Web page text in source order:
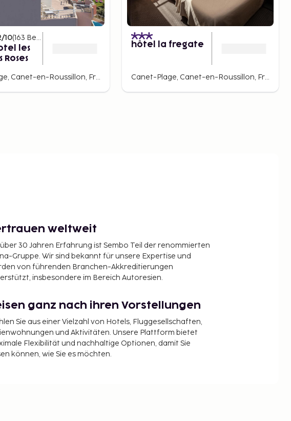
/10(163 Bewertungen
les
Roses
Canet-Plage, Canet-en-Roussillon, Frankreich
hôtel la fregate
Canet-Plage, Canet-en-Roussillon, Frankreich
weltweit
30 Jahren Erfahrung ist Sembo Teil der renommierten
Gruppe. Wir sind bekannt für unsere Expertise und
von führenden Branchen-Akkreditierungen
insbesondere im Bereich Autoresien.
ganz nach ihren Vorstellungen
Sie aus einer Vielzahl von Hotels, Fluggesellschaften,
und Aktivitäten. Unsere Plattform bietet
Flexibilität und nachhaltige Optionen, damit Sie
können, wie Sie es möchten.